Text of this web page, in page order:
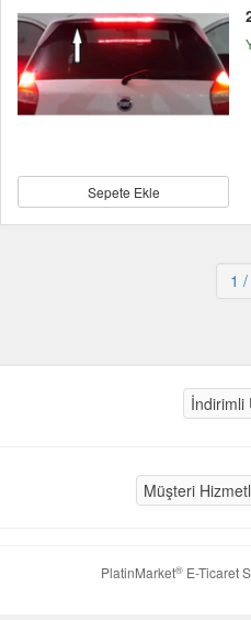
Sepete Ekle
1 /
İndirimli
Müşteri
PlatinMarket®E-Ticaret